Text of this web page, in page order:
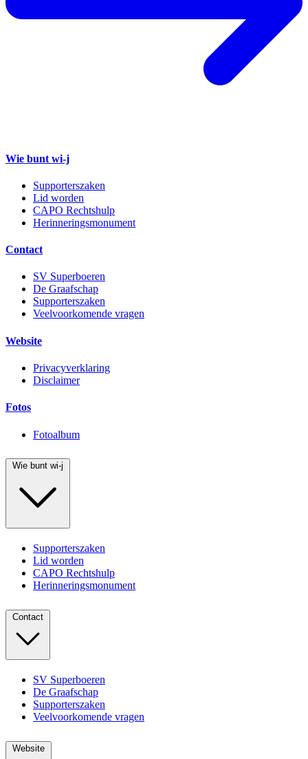
Wie bunt wi-j
Supporterszaken
Lid worden
CAPO Rechtshulp
Herinneringsmonument
Contact
SV Superboeren
De Graafschap
Supporterszaken
Veelvoorkomende vragen
Website
Privacyverklaring
Disclaimer
Fotos
Fotoalbum
Wie bunt wi-j
Supporterszaken
Lid worden
CAPO Rechtshulp
Herinneringsmonument
Contact
SV Superboeren
De Graafschap
Supporterszaken
Veelvoorkomende vragen
Website